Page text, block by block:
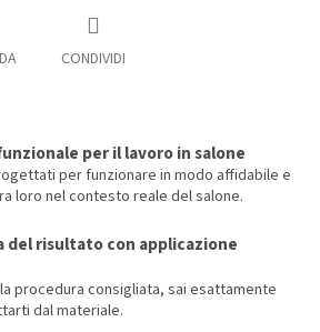
CONDIVIDI
per il lavoro in salone
per funzionare in modo affidabile e
loro nel contesto reale del salone.
del risultato con applicazione
procedura consigliata, sai esattamente
dal materiale.